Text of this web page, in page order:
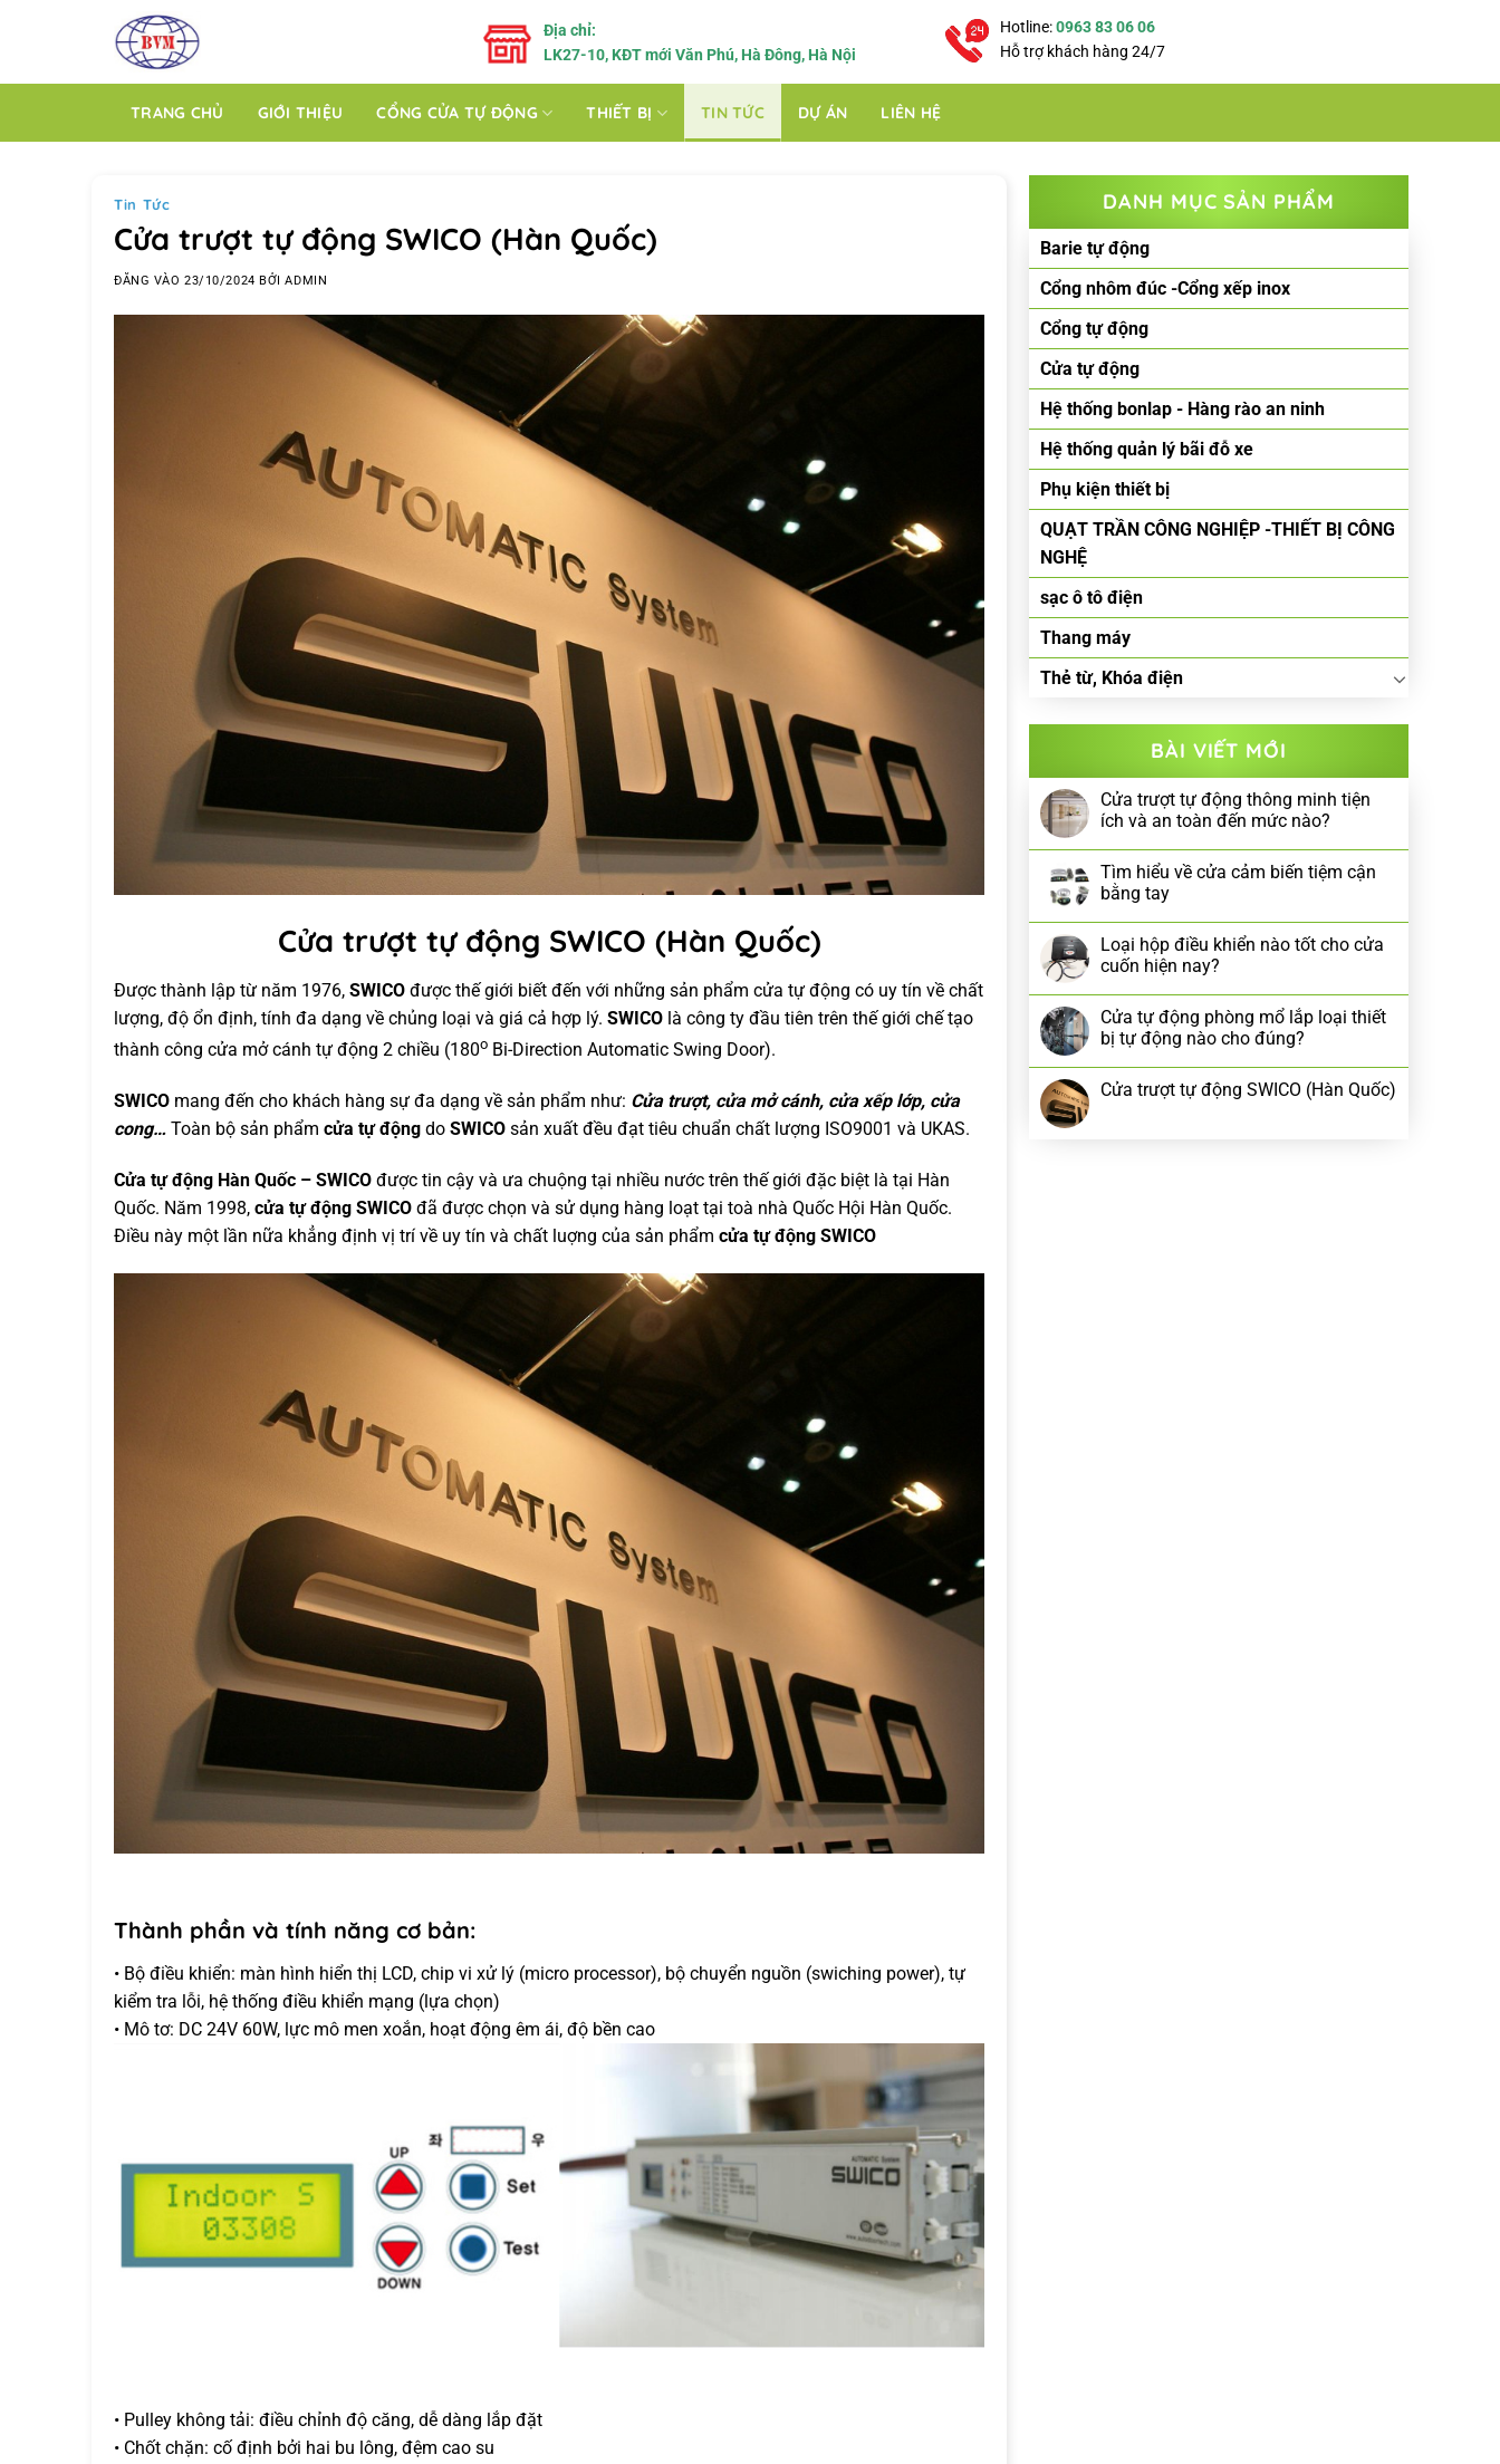
Địa chỉ:
LK27-10, KĐT mới Văn Phú, Hà Đông, Hà Nội
Hotline:0963 83 06 06
Hỗ trợ khách hàng 24/7
TRANG CHỦ GIỚI THIỆU CỔNG CỬA TỰ ĐỘNG THIẾT BỊ TIN TỨC DỰ ÁN LIÊN HỆ
Tin Tức
Cửa trượt tự động SWICO (Hàn Quốc)
ĐĂNG VÀO23/10/2024 BỞIADMIN
Cửa trượt tự động SWICO (Hàn Quốc)
Được thành lập từ năm 1976, SWICO được thế giới biết đến với những sản phẩm cửa tự động có uy tín về chất
lượng, độ ổn định, tính đa dạng về chủng loại và giá cả hợp lý. SWICO là công ty đầu tiên trên thế giới chế tạo
thành công cửa mở cánh tự động 2 chiều (180o Bi-Direction Automatic Swing Door).
SWICO mang đến cho khách hàng sự đa dạng về sản phẩm như: Cửa trượt, cửa mở cánh, cửa xếp lớp, cửa
cong… Toàn bộ sản phẩm cửa tự động do SWICO sản xuất đều đạt tiêu chuẩn chất lượng ISO9001 và UKAS.
Cửa tự động Hàn Quốc – SWICO được tin cậy và ưa chuộng tại nhiều nước trên thế giới đặc biệt là tại Hàn
Quốc. Năm 1998, cửa tự động SWICO đã được chọn và sử dụng hàng loạt tại toà nhà Quốc Hội Hàn Quốc.
Điều này một lần nữa khẳng định vị trí về uy tín và chất luợng của sản phẩm cửa tự động SWICO
Thành phần và tính năng cơ bản:
• Bộ điều khiển: màn hình hiển thị LCD, chip vi xử lý (micro processor), bộ chuyển nguồn (swiching power), tự
kiểm tra lỗi, hệ thống điều khiển mạng (lựa chọn)
• Mô tơ: DC 24V 60W, lực mô men xoắn, hoạt động êm ái, độ bền cao
• Pulley không tải: điều chỉnh độ căng, dễ dàng lắp đặt
• Chốt chặn: cố định bởi hai bu lông, đệm cao su
DANH MỤC SẢN PHẨM
Barie tự động
Cổng nhôm đúc -Cổng xếp inox
Cổng tự động
Cửa tự động
Hệ thống bonlap - Hàng rào an ninh
Hệ thống quản lý bãi đỗ xe
Phụ kiện thiết bị
QUẠT TRẦN CÔNG NGHIỆP -THIẾT BỊ CÔNG
NGHỆ
sạc ô tô điện
Thang máy
Thẻ từ, Khóa điện
BÀI VIẾT MỚI
Cửa trượt tự động thông minh tiện
ích và an toàn đến mức nào?
Tìm hiểu về cửa cảm biến tiệm cận
bằng tay
Loại hộp điều khiển nào tốt cho cửa
cuốn hiện nay?
Cửa tự động phòng mổ lắp loại thiết
bị tự động nào cho đúng?
Cửa trượt tự động SWICO (Hàn Quốc)